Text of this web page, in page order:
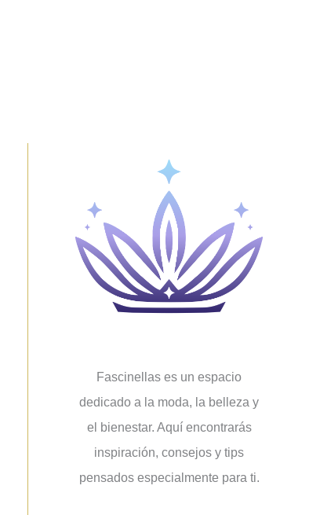
Fascinellas es un espacio
dedicado a la moda, la belleza y
el bienestar. Aquí encontrarás
inspiración, consejos y tips
pensados ​​especialmente para ti.